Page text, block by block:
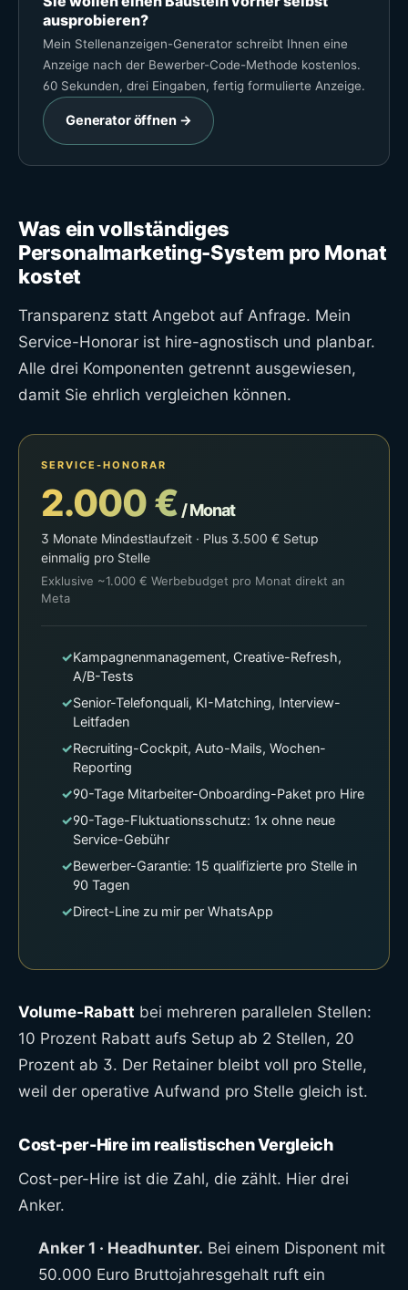
ausprobieren?
Mein Stellenanzeigen-Generator schreibt Ihnen eine
Anzeige nach der Bewerber-Code-Methode kostenlos.
60 Sekunden, drei Eingaben, fertig formulierte Anzeige.
Generator öffnen →
Was ein vollständiges
Personalmarketing-System pro Monat
kostet
Transparenz statt Angebot auf Anfrage. Mein
Service-Honorar ist hire-agnostisch und planbar.
Alle drei Komponenten getrennt ausgewiesen,
damit Sie ehrlich vergleichen können.
SERVICE-HONORAR
2.000 € / Monat
3 Monate Mindestlaufzeit · Plus 3.500 € Setup
einmalig pro Stelle
Exklusive ~1.000 € Werbebudget pro Monat direkt an
Meta
✓Kampagnenmanagement, Creative-Refresh,
A/B-Tests
✓Senior-Telefonquali, KI-Matching, Interview-
Leitfaden
✓Recruiting-Cockpit, Auto-Mails, Wochen-
Reporting
✓90-Tage Mitarbeiter-Onboarding-Paket pro Hire
✓90-Tage-Fluktuationsschutz: 1x ohne neue
Service-Gebühr
✓Bewerber-Garantie: 15 qualifizierte pro Stelle in
90 Tagen
✓Direct-Line zu mir per WhatsApp
Volume-Rabatt bei mehreren parallelen Stellen:
10 Prozent Rabatt aufs Setup ab 2 Stellen, 20
Prozent ab 3. Der Retainer bleibt voll pro Stelle,
weil der operative Aufwand pro Stelle gleich ist.
Cost-per-Hire im realistischen Vergleich
Cost-per-Hire ist die Zahl, die zählt. Hier drei
Anker.
Anker 1 · Headhunter. Bei einem Disponent mit
50.000 Euro Bruttojahresgehalt ruft ein